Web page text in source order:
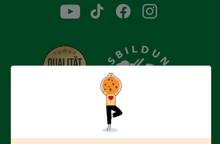
Erfolgreich bewerben mit Ausbildungspark: Wir
begleiten dich Schritt für Schritt bei deinem Start in den